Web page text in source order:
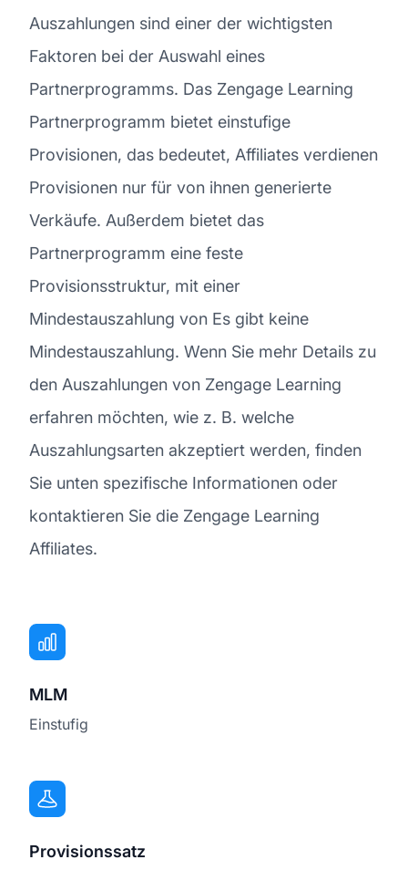
Auszahlungen sind einer der wichtigsten
Faktoren bei der Auswahl eines
Partnerprogramms. Das Zengage Learning
Partnerprogramm bietet einstufige
Provisionen, das bedeutet, Affiliates verdienen
Provisionen nur für von ihnen generierte
Verkäufe. Außerdem bietet das
Partnerprogramm eine feste
Provisionsstruktur, mit einer
Mindestauszahlung von Es gibt keine
Mindestauszahlung. Wenn Sie mehr Details zu
den Auszahlungen von Zengage Learning
erfahren möchten, wie z. B. welche
Auszahlungsarten akzeptiert werden, finden
Sie unten spezifische Informationen oder
kontaktieren Sie die Zengage Learning
Affiliates.
MLM
Einstufig
Provisionssatz